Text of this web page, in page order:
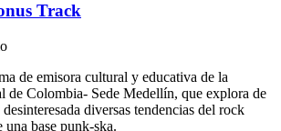
Track
de emisora cultural y educativa de la
de Colombia- Sede Medellín, que explora de
diversas tendencias del rock
una base punk-ska.